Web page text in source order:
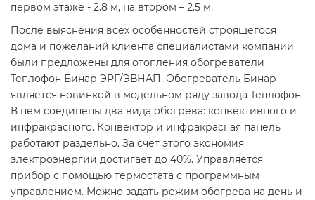
первом этаже - 2.8 м, на втором – 2.5 м.
После выяснения всех особенностей строящегося
дома и пожеланий клиента специалистами компании
были предложены для отопления обогреватели
Теплофон Бинар ЭРГ/ЭВНАП. Обогреватель Бинар
является новинкой в модельном ряду завода Теплофон.
В нем соединены два вида обогрева: конвективного и
инфракрасного. Конвектор и инфракрасная панель
работают раздельно. За счет этого экономия
электроэнергии достигает до 40%. Управляется
прибор с помощью термостата с программным
управлением. Можно задать режим обогрева на день и